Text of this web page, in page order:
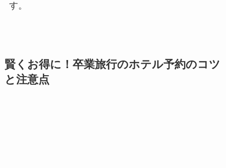
す。
賢くお得に！卒業旅行のホテル予約のコツ
と注意点